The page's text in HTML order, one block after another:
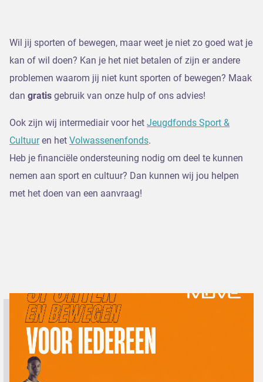
Wil jij sporten of bewegen, maar weet je niet zo goed wat je
kan of wil doen? Kan je het niet betalen of zijn er andere
problemen waarom jij niet kunt sporten of bewegen? Maak
dan gratis gebruik van onze hulp of ons advies!
Ook zijn wij intermediair voor het Jeugdfonds Sport &
Cultuuren het Volwassenenfonds.
Heb je financiële ondersteuning nodig om deel te kunnen
nemen aan sport en cultuur? Dan kunnen wij jou helpen
met het doen van een aanvraag!